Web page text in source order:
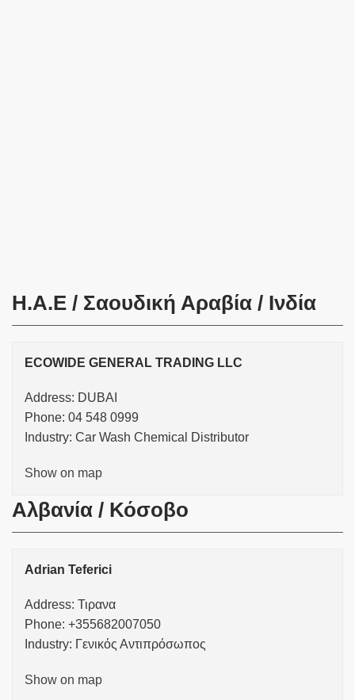
H.A.E / Σαουδική Αραβία / Ινδία
ECOWIDE GENERAL TRADING LLC
Address: DUBAI
Phone: 04 548 0999
Industry: Car Wash Chemical Distributor
Show on map
Αλβανία / Κόσοβο
Adrian Teferici
Address: Τιρανα
Phone: +355682007050
Industry: Γενικός Αντιπρόσωπος
Show on map